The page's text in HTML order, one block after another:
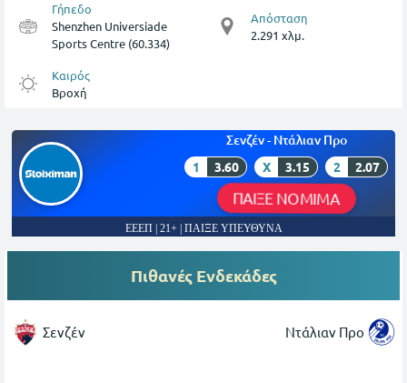
Γήπεδο
Shenzhen Universiade
Sports Centre (60.334)
Απόσταση
2.291 χλμ.
Καιρός
Βροχή
Σενζέν - Ντάλιαν Προ
1 3.60 X 3.15 2 2.07
ΠΑΙΞΕ ΝΟΜΙΜΑ
ΕΕΕΠ | 21+ | ΠΑΙΞΕ ΥΠΕΥΘΥΝΑ
Πιθανές Ενδεκάδες
Σενζέν Ντάλιαν Προ